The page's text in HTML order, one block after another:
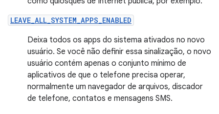
LEAVE_ALL_SYSTEM_APPS_ENABLED
Deixa todos os apps do sistema ativados no novo
usuário. Se você não definir essa sinalização, o novo
usuário contém apenas o conjunto mínimo de
aplicativos de que o telefone precisa operar,
normalmente um navegador de arquivos, discador
de telefone, contatos e mensagens SMS.